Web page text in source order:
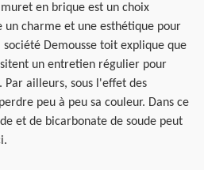
en brique est un choix
charme et une esthétique pour
Demousse toit explique que
un entretien régulier pour
ailleurs, sous l'effet des
peu à peu sa couleur. Dans ce
et de bicarbonate de soude peut